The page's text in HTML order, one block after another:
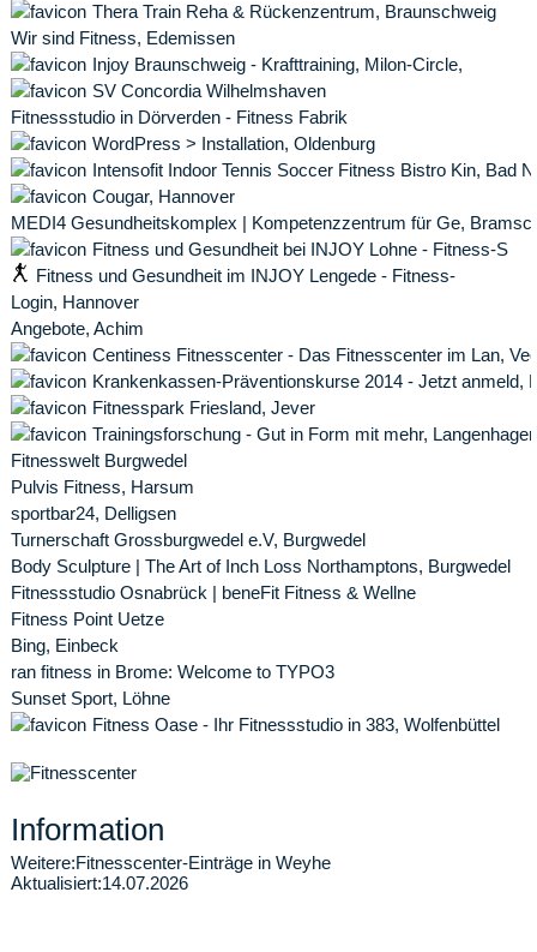
Thera Train Reha & Rückenzentrum, Braunschweig
Wir sind Fitness, Edemissen
Injoy Braunschweig - Krafttraining, Milon-Circle,
SV Concordia Wilhelmshaven
Fitnessstudio in Dörverden - Fitness Fabrik
WordPress > Installation, Oldenburg
Intensofit Indoor Tennis Soccer Fitness Bistro Kin, Bad
Cougar, Hannover
MEDI4 Gesundheitskomplex | Kompetenzzentrum für Ge,
Fitness und Gesundheit bei INJOY Lohne - Fitness-S
Fitness und Gesundheit im INJOY Lengede - Fitness-
Login, Hannover
Angebote, Achim
Centiness Fitnesscenter - Das Fitnesscenter im Lan,
Krankenkassen-Präventionskurse 2014 - Jetzt anmeld,
Fitnesspark Friesland, Jever
Trainingsforschung - Gut in Form mit mehr, Langenhagen
Fitnesswelt Burgwedel
Pulvis Fitness, Harsum
sportbar24, Delligsen
Turnerschaft Grossburgwedel e.V, Burgwedel
Body Sculpture | The Art of Inch Loss Northamptons, Burgwedel
Fitnessstudio Osnabrück | beneFit Fitness & Wellne
Fitness Point Uetze
Bing, Einbeck
ran fitness in Brome: Welcome to TYPO3
Sunset Sport, Löhne
Fitness Oase - Ihr Fitnessstudio in 383, Wolfenbüttel
Information
Weitere:Fitnesscenter-Einträge in Weyhe
Aktualisiert:14.07.2026